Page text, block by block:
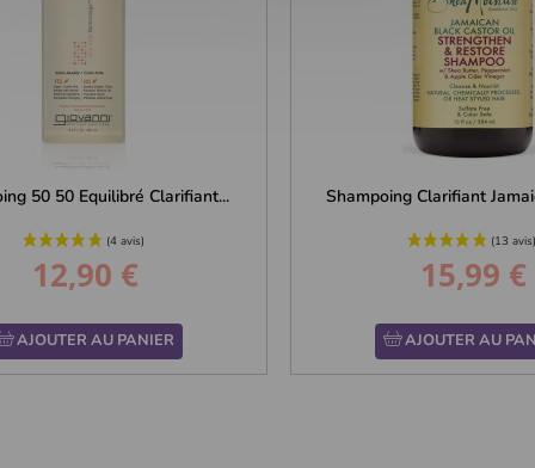
50 50 Equilibré Clarifiant...
Prix
12,90 €
AJOUTER AU PANIER
Shampoing Clarifiant
Prix
15,99 €
AJOUTER AU